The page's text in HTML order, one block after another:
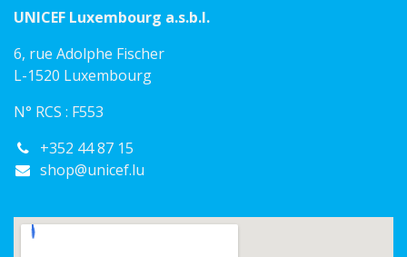
UNICEF Luxembourg a.s.b.l.
6, rue Adolphe Fischer
L-1520 Luxembourg
N° RCS : F553
+352 44 87 15
shop@unicef.lu